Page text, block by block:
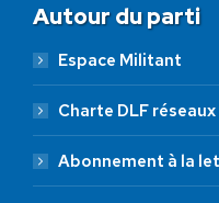
Autour du parti
Espace Militant
Charte DLF
Abonnement à la